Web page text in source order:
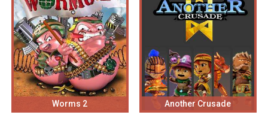
Worms 2 Another Crusade